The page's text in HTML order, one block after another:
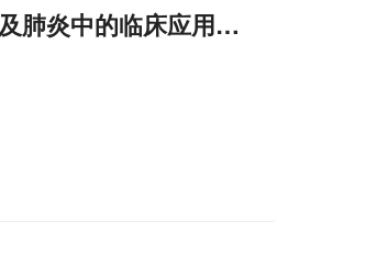
肺炎中的临床应用及产业化概述